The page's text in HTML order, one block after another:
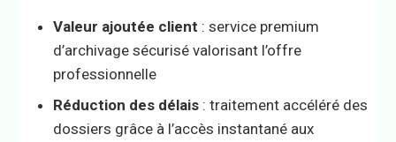
Valeur ajoutée client : service premium
d’archivage sécurisé valorisant l’offre
professionnelle
Réduction des délais : traitement accéléré des
dossiers grâce à l’accès instantané aux